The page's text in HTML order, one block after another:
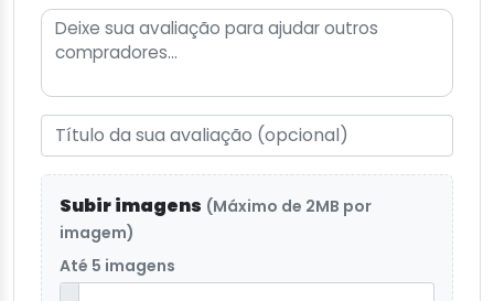
Subir imagens (Máximo de 2MB por
imagem)
Até 5 imagens